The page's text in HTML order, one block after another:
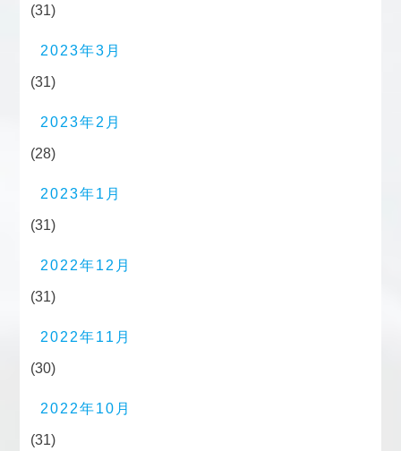
(31)
2023年3月
(31)
2023年2月
(28)
2023年1月
(31)
2022年12月
(31)
2022年11月
(30)
2022年10月
(31)